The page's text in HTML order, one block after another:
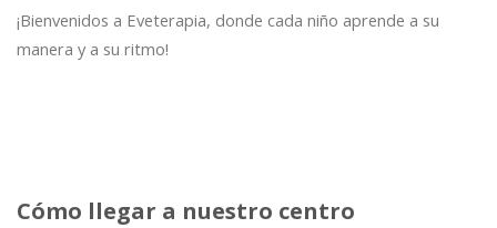
¡Bienvenidos a Eveterapia, donde cada niño aprende a su
manera y a su ritmo!
Cómo llegar a nuestro centro